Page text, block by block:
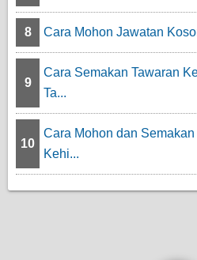
8 Cara Mohon Jawatan
9
Cara Semakan Tawaran
Ta...
10
Cara Mohon dan
Kehi...